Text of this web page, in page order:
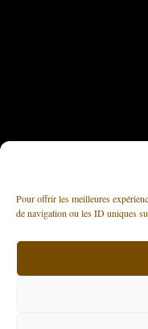
Pour offrir les meilleures
de navigation ou les ID uniques